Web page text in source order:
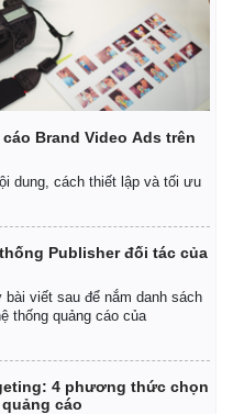
Brand Video Ads trên
dung, cách thiết lập và tối ưu
Publisher đối tác của
bài viết sau để nắm danh sách
thống quảng cáo của
4 phương thức chọn
cáo